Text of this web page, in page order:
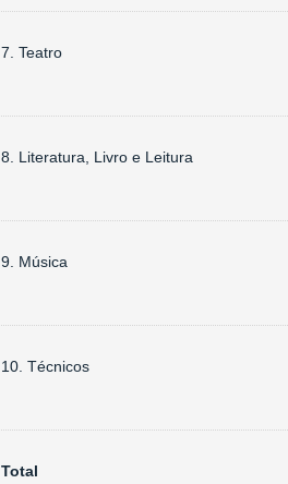
7. Teatro
8. Literatura, Livro e Leitura
9. Música
10. Técnicos
Total